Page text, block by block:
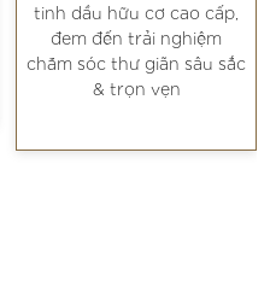
tinh dầu hữu cơ cao cấp,
đem đến trải nghiệm
chăm sóc thư giãn sâu sắc
& trọn vẹn